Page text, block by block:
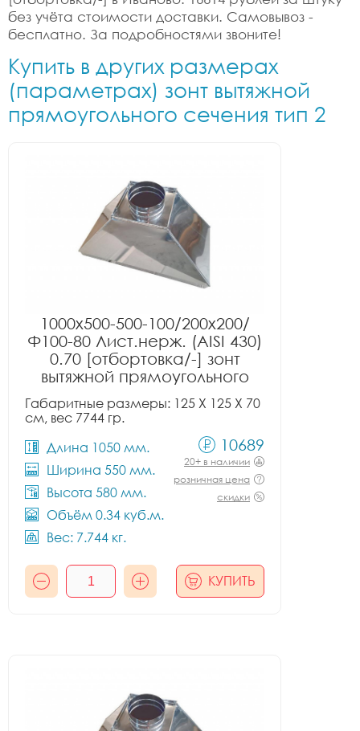
без учёта стоимости доставки. Самовывоз -
бесплатно. За подробностями звоните!
Купить в других размерах
(параметрах) зонт вытяжной
прямоугольного сечения тип 2
1000x500-500-100/200x200/
Ф100-80 Лист.нерж. (AISI 430)
0.70 [отбортовка/-] зонт
вытяжной прямоугольного
сечения тип 2
Габаритные размеры: 125 X 125 X 70
см, вес 7744 гр.
Длина 1050 мм.
Ширина 550 мм.
Высота 580 мм.
Объём 0.34 куб.м.
Вес: 7.744 кг.
10689
20+ в наличии
розничная цена
скидки
КУПИТЬ